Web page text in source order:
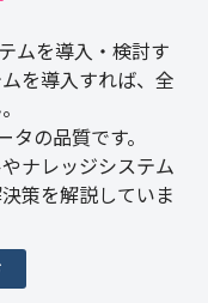
ムを導入・検討す
を導入すれば、全
の品質です。
ナレッジシステム
策を解説していま